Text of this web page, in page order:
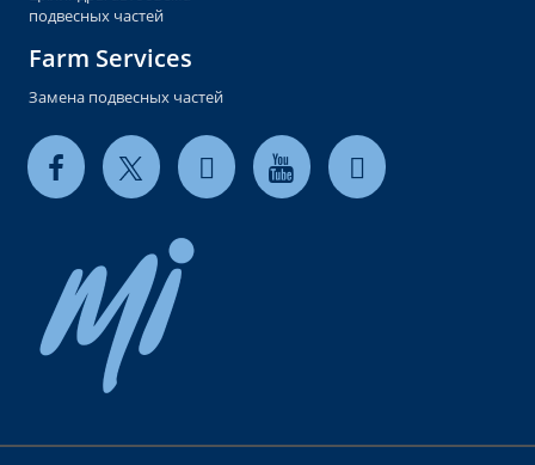
подвесных частей
Farm Services
Замена подвесных частей